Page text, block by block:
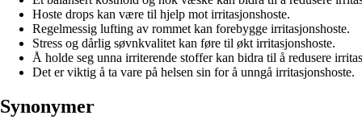
Hoste drops kan være til hjelp mot irritasjonshoste.
Regelmessig lufting av rommet kan forebygge irritasjonshoste.
Stress og dårlig søvnkvalitet kan føre til økt irritasjonshoste.
Å holde seg unna irriterende stoffer kan bidra til å redusere
Det er viktig å ta vare på helsen sin for å unngå irritasjonshoste.
Synonymer